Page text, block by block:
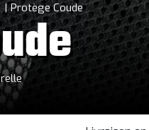
Protège Coude